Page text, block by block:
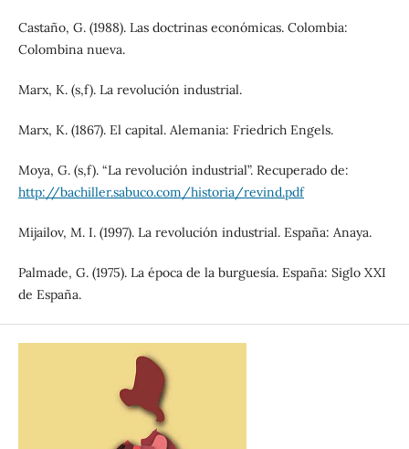
Castaño, G. (1988). Las doctrinas económicas. Colombia:
Colombina nueva.
Marx, K. (s,f). La revolución industrial.
Marx, K. (1867). El capital. Alemania: Friedrich Engels.
Moya, G. (s,f). “La revolución industrial”. Recuperado de:
http://bachiller.sabuco.com/historia/revind.pdf
Mijailov, M. I. (1997). La revolución industrial. España: Anaya.
Palmade, G. (1975). La época de la burguesía. España: Siglo XXI
de España.